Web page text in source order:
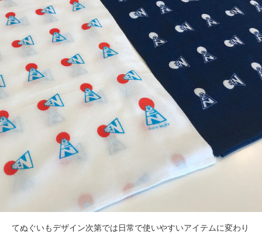
てぬぐいもデザイン次第では日常で使いやすいアイテムに変わり